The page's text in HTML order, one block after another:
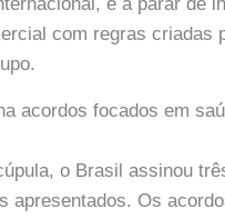
com regras criadas
acordos focados em
o Brasil assinou
apresentados. Os